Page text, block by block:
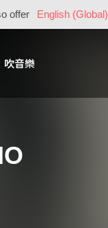
offer English (Global)
吹音樂